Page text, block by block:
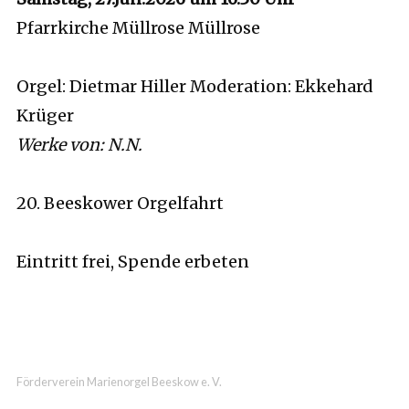
Pfarrkirche Müllrose Müllrose
Orgel: Dietmar Hiller Moderation: Ekkehard
Krüger
Werke von: N.N.
20. Beeskower Orgelfahrt
Eintritt frei, Spende erbeten
Förderverein Marienorgel Beeskow e. V.